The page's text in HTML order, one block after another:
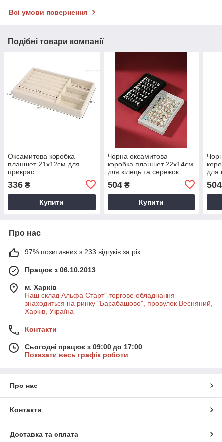
Всі умови повернення
Подібні товари компанії
Оксамитова коробка
планшет 21х12см для
прикрас
336 ₴
Купити
Чорна оксамитова
коробка планшет 22х14см
для кілець та сережок
504₴
Купити
для
504
Про нас
97% позитивних з 233 відгуків за рік
Працює з 06.10.2013
м. Харків
Наш склад Альфа Старт"-торгове обладнання
знаходиться на ринку "Барабашово", провулок Весняний,
Харків, Україна
Контакти
Сьогодні працює з 09:00 до 17:00
Показати весь графік роботи
Про нас
Контакти
Доставка та оплата